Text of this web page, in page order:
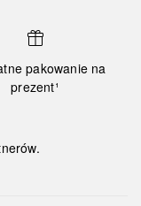
pakowanie na
prezent¹